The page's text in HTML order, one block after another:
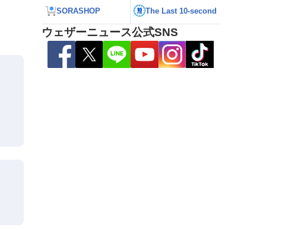
SORASHOP The Last 10-second
ウェザーニュース公式SNS